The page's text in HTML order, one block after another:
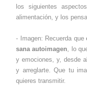
los siguientes
alimentación, y los
- Imagen: Recuerda que
sana autoimagen , lo
y emociones, y, desde
y arreglarte. Que tu
quieres transmitir.